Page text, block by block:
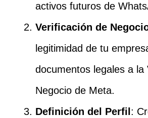
activos futuros de
Verificación de
legitimidad de tu
documentos legales a la
Negocio de Meta.
Definición del Perfil :